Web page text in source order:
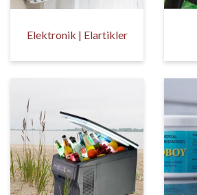
Elektronik | Elartikler